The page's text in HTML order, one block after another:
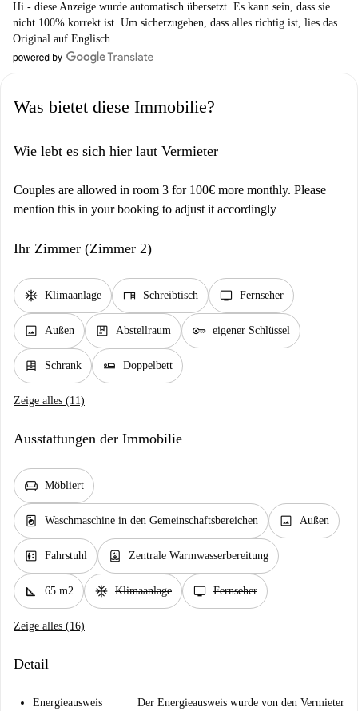
Hi - diese Anzeige wurde automatisch übersetzt. Es kann sein, dass sie
nicht 100% korrekt ist. Um sicherzugehen, dass alles richtig ist, lies das
Original auf Englisch.
Was bietet diese Immobilie?
Wie lebt es sich hier laut Vermieter
Couples are allowed in room 3 for 100€ more monthly. Please
mention this in your booking to adjust it accordingly
Ihr Zimmer (Zimmer 2)
ac_unit Klimaanlage desk Schreibtisch tv Fernseher
image Außen package Abstellraum key eigener Schlüssel
dresser Schrank airline_seat_flat Doppelbett
Zeige alles (11)
Ausstattungen der Immobilie
chair Möbliert
local_laundry_service Waschmaschine in den Gemeinschaftsbereichen image Außen
elevator Fahrstuhl water_heater Zentrale Warmwasserbereitung
square_foot 65 m2 ac_unit Klimaanlage tv Fernseher
Zeige alles (16)
Detail
Energieausweis
Der Energieausweis wurde von den Vermieter